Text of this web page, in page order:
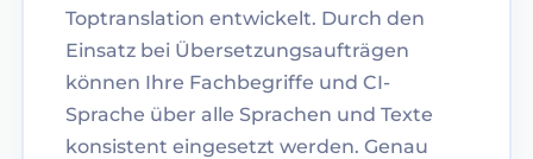
Toptranslation entwickelt. Durch den
Einsatz bei Übersetzungsaufträgen
können Ihre Fachbegriffe und CI-
Sprache über alle Sprachen und Texte
konsistent eingesetzt werden. Genau